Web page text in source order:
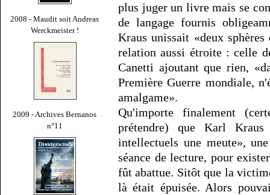
2008 - Maudit soit Andreas
Werckmeister !
2009 - Archives Bernanos
n°11
plus juger un livre mais se
de langage fournis
Kraus unissait «deux
relation aussi étroite : celle
Canetti ajoutant que rien,
Première Guerre mondiale,
amalgame».
Qu'importe finalement
prétendre) que Karl
intellectuels une meute»,
séance de lecture, pour
fût abattue. Sitôt que la
là était épuisée. Alors